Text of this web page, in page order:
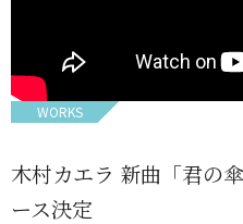
WORKS
木村カエラ 新曲「君の
ース決定